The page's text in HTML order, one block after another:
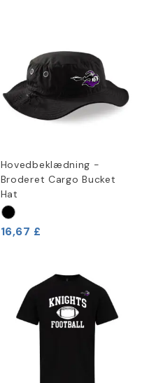
Hovedbeklædning -
Broderet Cargo Bucket
Hat
16,67 £